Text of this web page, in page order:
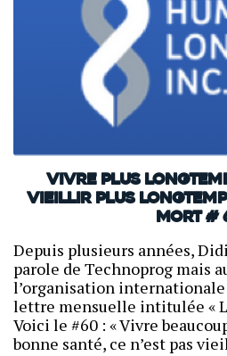
Vivre plus
vieillir plus
mort #
Depuis plusieurs années,
parole de Technoprog mais
l’organisation internationale
lettre mensuelle intitulée «
Voici le #60 : « Vivre
bonne santé, ce n’est pas